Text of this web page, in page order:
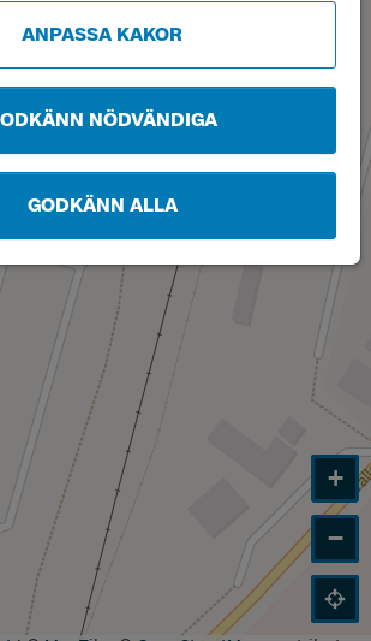
ANPASSA KAKOR
NÖDVÄNDIGA
GODKÄNN ALLA
+
−